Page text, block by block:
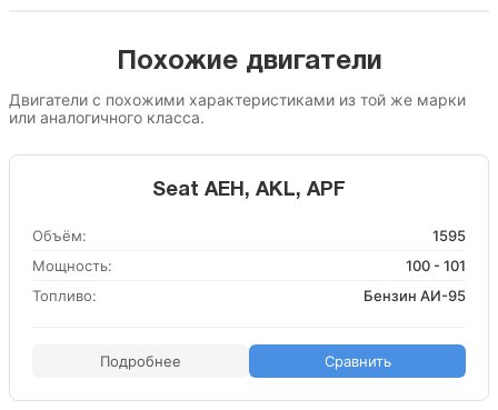
Похожие двигатели
Двигатели с похожими характеристиками из той же марки
или аналогичного класса.
Seat AEH, AKL, APF
Объём:
1595
Мощность:
100 - 101
Топливо:
Бензин АИ-95
Подробнее Сравнить